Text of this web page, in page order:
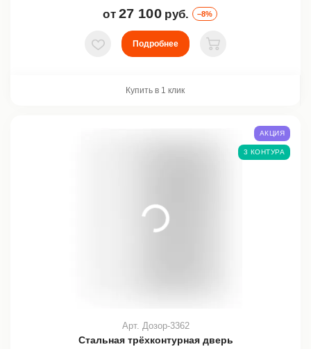
от 27 100 руб. –8%
В избранное
Подробнее
В корзину
Купить в 1 клик
Стальная трёхконтурная дверь
Арт. Дозор-3362
АКЦИЯ
3 КОНТУРА